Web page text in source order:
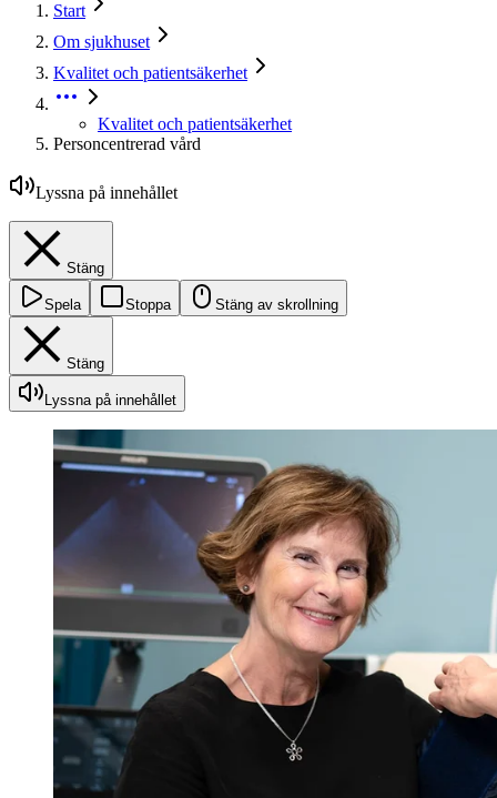
Start
Om sjukhuset
Kvalitet och patientsäkerhet
Kvalitet och patientsäkerhet
Personcentrerad vård
Lyssna på innehållet
Stäng
Spela Stoppa Stäng av skrollning
Stäng
Lyssna på innehållet